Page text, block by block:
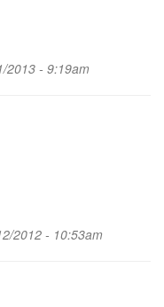
2013 - 9:19am
2012 - 10:53am